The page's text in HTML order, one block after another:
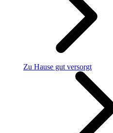
Zu Hause gut versorgt